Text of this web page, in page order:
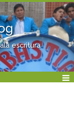
escritura